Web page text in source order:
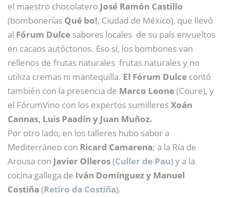
el maestro chocolatero José Ramón Castillo
(bombonerías Qué bo!, Ciudad de México), que llevó
al Fórum Dulce sabores locales de su país envueltos
en cacaos autóctonos. Eso sí, los bombones van
rellenos de frutas naturales frutas naturales y no
utiliza cremas ni mantequilla. El Fórum Dulce contó
también con la presencia de Marco Leone(Coure), y
el FórumVino con los expertos sumilleresXoán
Cannas, Luis Paadín y Juan Muñoz.
Por otro lado, en los talleres hubo sabor a
Mediterráneo con Ricard Camarena; a la Ría de
Arousa con Javier Olleros(Culler de Pau) y a la
cocina gallega de Iván Domínguez y Manuel
Costiña (Retiro da Costiña).